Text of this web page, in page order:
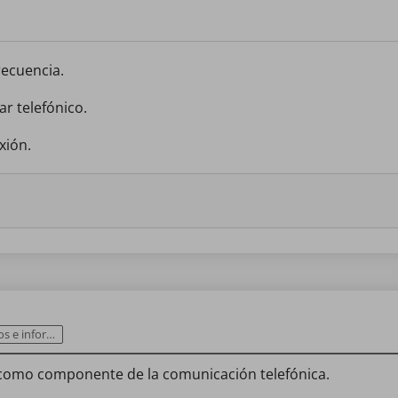
telefónico.
componente de la comunicación telefónica.